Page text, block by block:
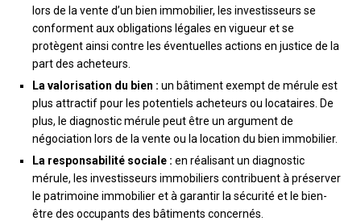
lors de la vente d’un bien immobilier, les investisseurs se
conforment aux obligations légales en vigueur et se
protègent ainsi contre les éventuelles actions en justice de la
part des acheteurs.
La valorisation du bien : un bâtiment exempt de mérule est
plus attractif pour les potentiels acheteurs ou locataires. De
plus, le diagnostic mérule peut être un argument de
négociation lors de la vente ou la location du bien immobilier.
La responsabilité sociale : en réalisant un diagnostic
mérule, les investisseurs immobiliers contribuent à préserver
le patrimoine immobilier et à garantir la sécurité et le bien-
être des occupants des bâtiments concernés.